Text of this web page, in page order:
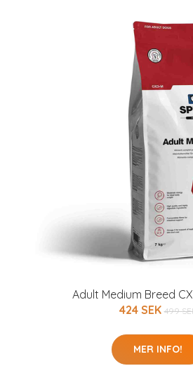
Adult Medium Breed
424 SEK 499
MER INFO!